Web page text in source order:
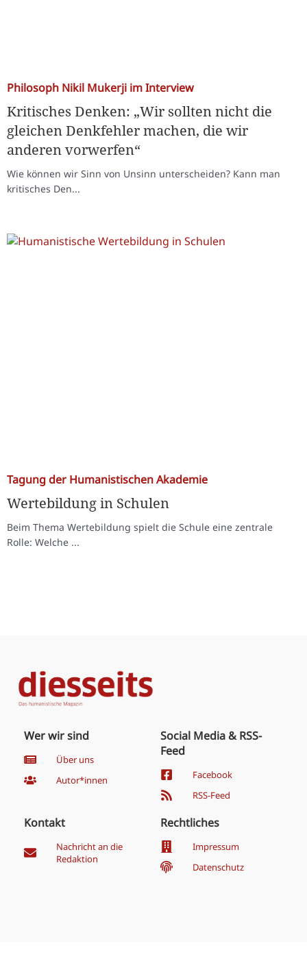
Philosoph Nikil Mukerji im Interview
Kritisches Denken: „Wir sollten nicht die
gleichen Denkfehler machen, die wir
anderen vorwerfen“
Wie können wir Sinn von Unsinn unterscheiden? Kann man
kritisches Den...
Tagung der Humanistischen Akademie
Wertebildung in Schulen
Beim Thema Wertebildung spielt die Schule eine zentrale
Rolle: Welche ...
Wer wir sind
Über uns
Autor*innen
Social Media & RSS-
Feed
Facebook
RSS-Feed
Kontakt
Nachricht an die
Redaktion
Rechtliches
Impressum
Datenschutz